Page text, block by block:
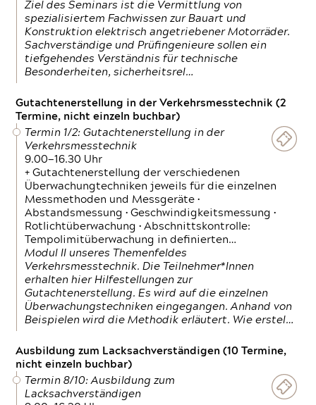
Ziel des Seminars ist die Vermittlung von
spezialisiertem Fachwissen zur Bauart und
Konstruktion elektrisch angetriebener Motorräder.
Sachverständige und Prüfingenieure sollen ein
tiefgehendes Verständnis für technische
Besonderheiten, sicherheitsrel…
Gutachtenerstellung in der Verkehrsmesstechnik (2
Termine, nicht einzeln buchbar)
Termin 1/2: Gutachtenerstellung in der
Verkehrsmesstechnik
9.00—16.30 Uhr
+ Gutachtenerstellung der verschiedenen
Überwachungtechniken jeweils für die einzelnen
Messmethoden und Messgeräte •
Abstandsmessung • Geschwindigkeitsmessung •
Rotlichtüberwachung • Abschnittskontrolle:
Tempolimitüberwachung in definierten…
Modul II unseres Themenfeldes
Verkehrsmesstechnik. Die Teilnehmer*Innen
erhalten hier Hilfestellungen zur
Gutachtenerstellung. Es wird auf die einzelnen
Überwachungstechniken eingegangen. Anhand von
Beispielen wird die Methodik erläutert. Wie erstel…
Ausbildung zum Lacksachverständigen (10 Termine,
nicht einzeln buchbar)
Termin 8/10: Ausbildung zum
Lacksachverständigen